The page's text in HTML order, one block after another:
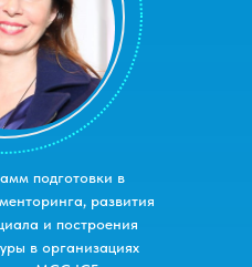
подготовки в
развития
и построения
в организациях